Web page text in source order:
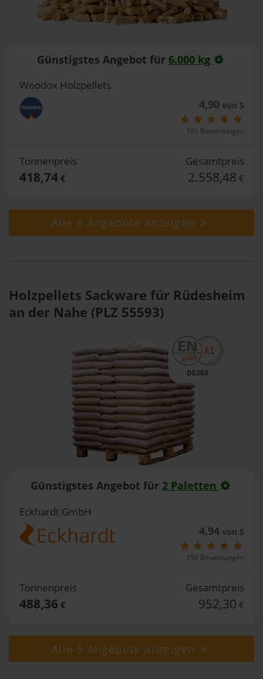
Günstigstes Angebot für 6.000 kg
Woodox Holzpellets
4,90 von 5
191 Bewertungen
Tonnenpreis
418,74€
Gesamtpreis
2.558,48 €
Alle 6 Angebote anzeigen
Holzpellets Sackware für Rüdesheim
an der Nahe (PLZ 55593)
DE303
Günstigstes Angebot für 2 Paletten
Eckhardt GmbH
4,94von 5
150 Bewertungen
Tonnenpreis
488,36 €
Gesamtpreis
952,30 €
Alle 5 Angebote anzeigen